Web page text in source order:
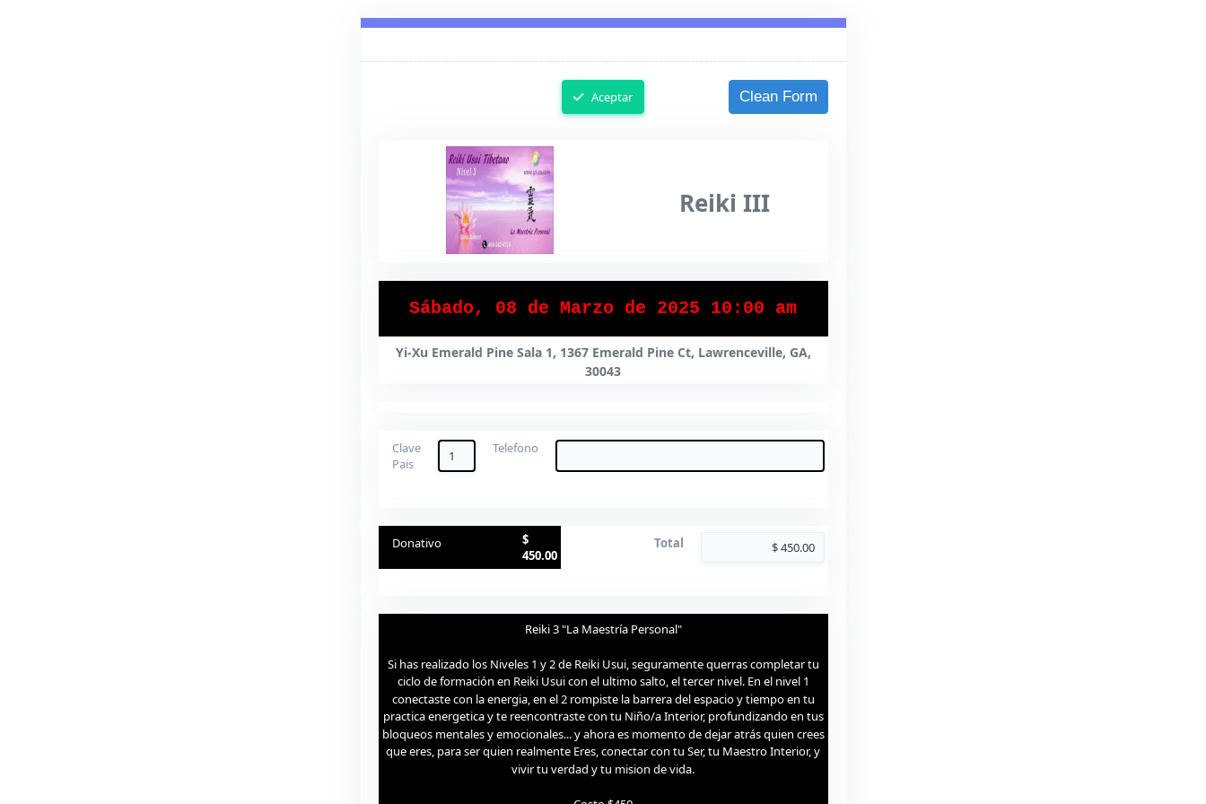
Aceptar Clean Form
Reiki III
Sábado, 08 de Marzo de 2025 10:00 am
Yi-Xu Emerald Pine Sala 1, 1367 Emerald Pine Ct, Lawrenceville, GA,
30043
Clave
Pais
Telefono
Donativo
$
450.00
Total
Reiki 3 "La Maestría Personal"
Si has realizado los Niveles 1 y 2 de Reiki Usui, seguramente querras completar tu
ciclo de formación en Reiki Usui con el ultimo salto, el tercer nivel. En el nivel 1
conectaste con la energia, en el 2 rompiste la barrera del espacio y tiempo en tu
practica energetica y te reencontraste con tu Niño/a Interior, profundizando en tus
bloqueos mentales y emocionales... y ahora es momento de dejar atrás quien crees
que eres, para ser quien realmente Eres, conectar con tu Ser, tu Maestro Interior, y
vivir tu verdad y tu mision de vida.